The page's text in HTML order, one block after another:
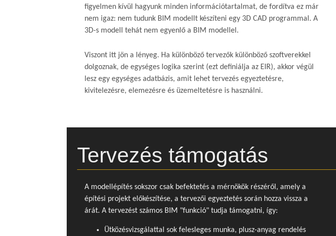
figyelmen kívül hagyunk minden információtartalmat, de fordítva ez már
nem igaz: nem tudunk BIM modellt készíteni egy 3D CAD programmal. A
3D-s modell tehát nem egyenlő a BIM modellel.
Viszont itt jön a lényeg. Ha különböző tervezők különböző szoftverekkel
dolgoznak, de egységes logika szerint (ezt definiálja az EIR), akkor végül
lesz egy egységes adatbázis, amit lehet tervezés egyeztetésre,
kivitelezésre, elemezésre és üzemeltetésre is használni.
Tervezés támogatás
A modellépítés sokszor csak befektetés a mérnökök részéről, amely a
építési projekt előkészítése, a tervezői egyeztetés során hozza vissza a
árát. A tervezést számos BIM "funkció" tudja támogatni, így:
Ütközésvizsgálattal sok felesleges munka, plusz-anyag rendelés